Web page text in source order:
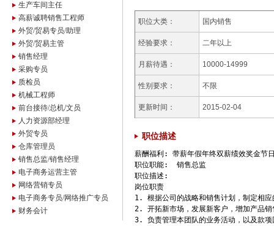
生产车间主任
高薪诚聘销售工程师
外贸/贸易专员/助理
外贸/贸易主管
销售经理
采购专员
质检员
机械工程师
前台接待/总机/文员
人力资源部经理
外贸专员
仓库管理员
销售总监/销售经理
电子商务运营主管
网络营销专员
电子商务专员/网络推广专员
财务会计
职位大类： 国内销售
经验要求： 二年以上
月薪待遇： 10000-14999
性别要求： 不限
更新时间： 2015-02-04
职位描述
薪酬福利: 带薪年假年终双薪绩效奖金节
职位职能:  销售总监
职位描述:
岗位职责
1. 根据公司的战略和销售计划，制定相
2. 开拓新市场，发展新客户，增加产品
3. 负责管理本团队的业务活动，以及款项